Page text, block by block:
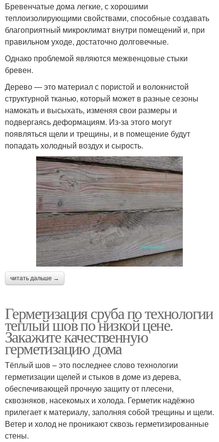
Бревенчатые дома легкие, с хорошими
теплоизолирующими свойствами, способные создавать
благоприятный микроклимат внутри помещений и, при
правильном уходе, достаточно долговечные.
Однако проблемой являются межвенцовые стыки
бревен.
Дерево — это материал с пористой и волокнистой
структурной тканью, который может в разные сезоны
намокать и высыхать, изменяя свои размеры и
подвергаясь деформациям. Из-за этого могут
появляться щели и трещины, и в помещение будут
попадать холодный воздух и сырость.
читать дальше →
Герметизация сруба по технологии
теплый шов по низкой цене.
Закажите качественную
герметизацию дома
Тёплый шов – это последнее слово технологии
герметизации щелей и стыков в доме из дерева,
обеспечивающей прочную защиту от плесени,
сквозняков, насекомых и холода. Герметик надёжно
прилегает к материалу, заполняя собой трещины и щели.
Ветер и холод не проникают сквозь герметизированные
стены.